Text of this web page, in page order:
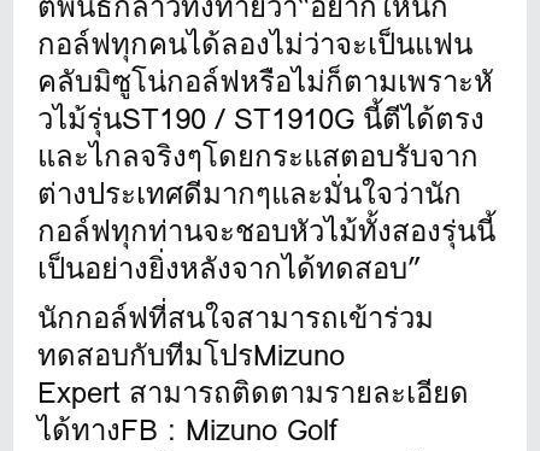
กอล์ฟทุกคนได้ลองไม่ว่าจะเป็นแฟน
คลับมิซูโน่กอล์ฟหรือไม่ก็ตามเพราะหั
วไม้รุ่นST190 / ST1910G นี้ตีได้ตรง
และไกลจริงๆโดยกระแสตอบรับจาก
ต่างประเทศดีมากๆและมั่นใจว่านัก
กอล์ฟทุกท่านจะชอบหัวไม้ทั้งสองรุ่นนี้
เป็นอย่างยิ่งหลังจากได้ทดสอบ”
นักกอล์ฟที่สนใจสามารถเข้าร่วม
ทดสอบกับทีมโปรMizuno
Expert สามารถติดตามรายละเอียด
ได้ทางFB : Mizuno Golf